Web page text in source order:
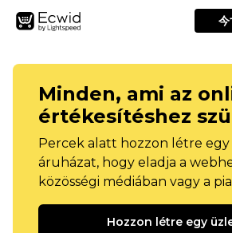
今
Minden, ami az
értékesítéshez
Percek alatt hozzon létre egy
áruházat, hogy eladja a
közösségi médiában vagy a
Hozzon létre egy